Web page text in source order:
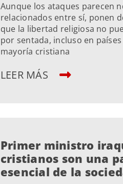
Aunque los ataques parecen
relacionados entre sí, ponen
que la libertad religiosa no
por sentada, incluso en
mayoría cristiana
LEER MÁS
Primer ministro
cristianos son una
esencial de la